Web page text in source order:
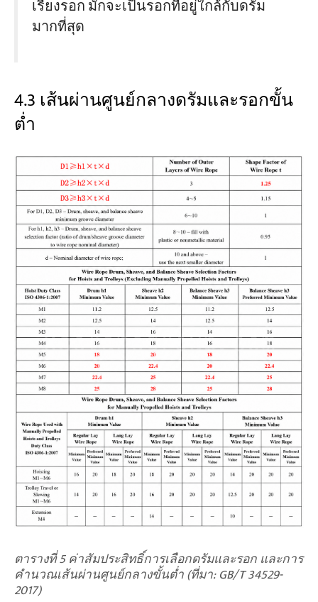
เรียงรอก มักจะเป็นรอกที่อยู่ใกล้กับดรัม
มากที่สุด
4.3 เส้นผ่านศูนย์กลางดรัมและรอกขั้น
ต่ำ
ตารางที่ 5 ค่าสัมประสิทธิ์การเลือกดรัมและรอก และการ
คำนวณเส้นผ่านศูนย์กลางขั้นต่ำ (ที่มา: GB/T 34529-
2017)